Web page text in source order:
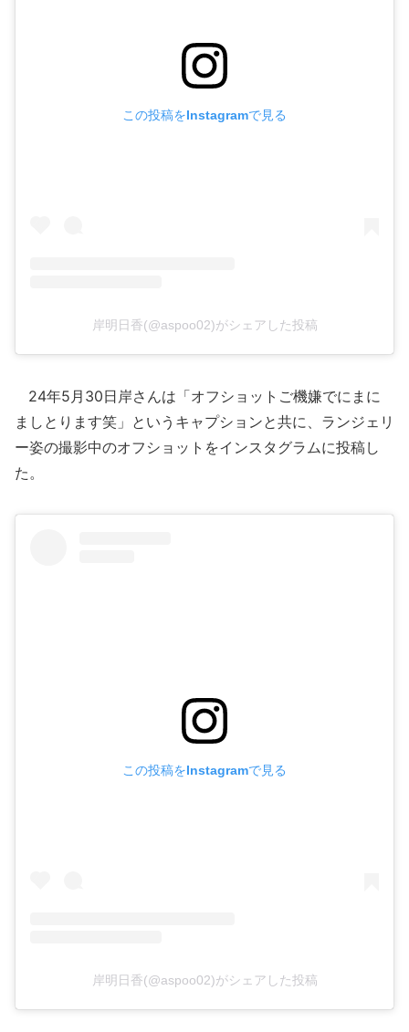
この投稿をInstagramで見る
岸明日香(@aspoo02)がシェアした投稿
24年5月30日岸さんは「オフショットご機嫌でにまに
ましとります笑」というキャプションと共に、ランジェリ
ー姿の撮影中のオフショットをインスタグラムに投稿し
た。
この投稿をInstagramで見る
岸明日香(@aspoo02)がシェアした投稿